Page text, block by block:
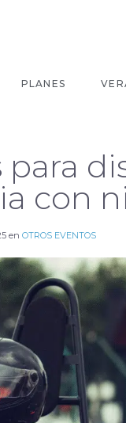
PLANES
para
con
en OTROS EVENTOS